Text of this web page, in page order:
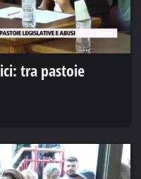
tra pastoie